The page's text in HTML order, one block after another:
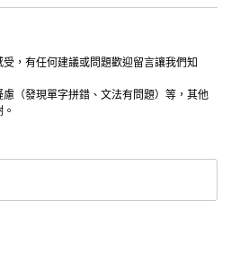
，有任何建議或問題歡迎留言讓我們知
（發現單字拼錯、文法有問題）等，其他